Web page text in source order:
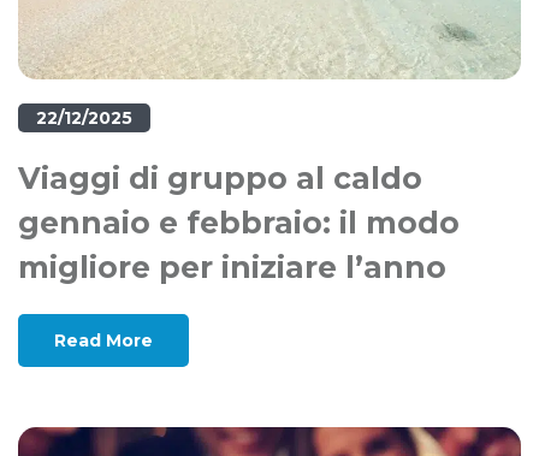
22/12/2025
Viaggi di gruppo al caldo
gennaio e febbraio: il modo
migliore per iniziare l’anno
Read More